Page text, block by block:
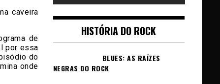
caveira
de
por essa
do
onde
HISTÓRIA DO ROCK
BLUES: AS RAÍZES
NEGRAS DO ROCK